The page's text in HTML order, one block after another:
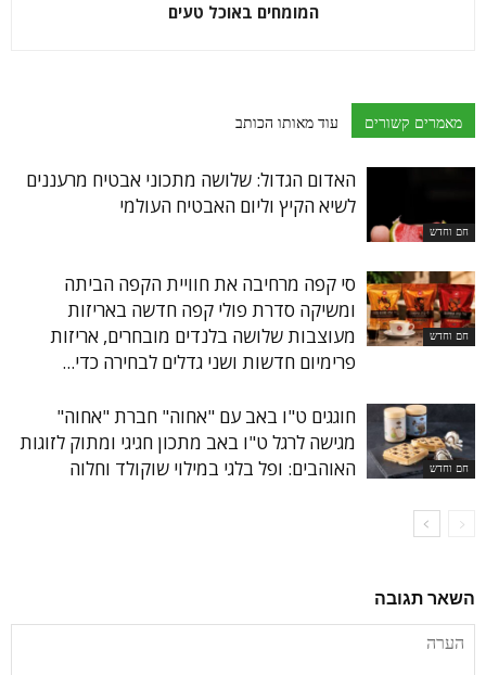
המומחים באוכל טעים
מאמרים קשורים עוד מאותו הכותב
חם וחדש
האדום הגדול: שלושה מתכוני אבטיח מרעננים
לשיא הקיץ וליום האבטיח העולמי
חם וחדש
סי קפה מרחיבה את חוויית הקפה הביתה
ומשיקה סדרת פולי קפה חדשה באריזות
מעוצבות שלושה בלנדים מובחרים, אריזות
פרימיום חדשות ושני גדלים לבחירה כדי...
חם וחדש
חוגגים ט"ו באב עם "אחוה" חברת "אחוה"
מגישה לרגל ט"ו באב מתכון חגיגי ומתוק לזוגות
האוהבים: ופל בלגי במילוי שוקולד וחלוה
השאר תגובה